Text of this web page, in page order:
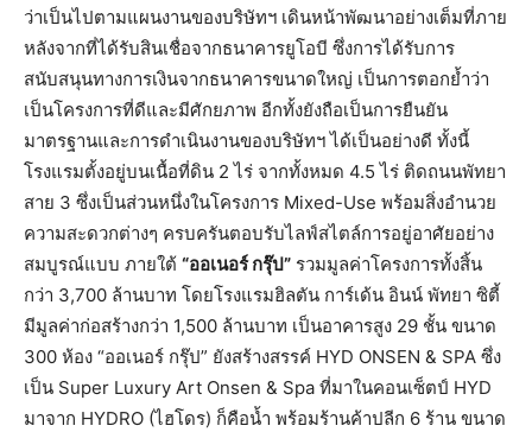
ว่าเป็นไปตามแผนงานของบริษัทฯ เดินหน้าพัฒนาอย่างเต็มที่ภาย
หลังจากที่ได้รับสินเชื่อจากธนาคารยูโอบี ซึ่งการได้รับการ
สนับสนุนทางการเงินจากธนาคารขนาดใหญ่ เป็นการตอกย้ำว่า
เป็นโครงการที่ดีและมีศักยภาพ อีกทั้งยังถือเป็นการยืนยัน
มาตรฐานและการดำเนินงานของบริษัทฯ ได้เป็นอย่างดี ทั้งนี้
โรงแรมตั้งอยู่บนเนื้อที่ดิน 2 ไร่ จากทั้งหมด 4.5 ไร่ ติดถนนพัทยา
สาย 3 ซึ่งเป็นส่วนหนึ่งในโครงการ Mixed-Use พร้อมสิ่งอำนวย
ความสะดวกต่างๆ ครบครันตอบรับไลฟ์สไตล์การอยู่อาศัยอย่าง
สมบูรณ์แบบ ภายใต้ “ออเนอร์ กรุ๊ป” รวมมูลค่าโครงการทั้งสิ้น
กว่า 3,700 ล้านบาท โดยโรงแรมฮิลตัน การ์เด้น อินน์ พัทยา ซิตี้
มีมูลค่าก่อสร้างกว่า 1,500 ล้านบาท เป็นอาคารสูง 29 ชั้น ขนาด
300 ห้อง “ออเนอร์ กรุ๊ป” ยังสร้างสรรค์ HYD ONSEN & SPA ซึ่ง
เป็น Super Luxury Art Onsen & Spa ที่มาในคอนเซ็ตป์ HYD
มาจาก HYDRO (ไฮโดร) ก็คือน้ำ พร้อมร้านค้าปลีก 6 ร้าน ขนาด